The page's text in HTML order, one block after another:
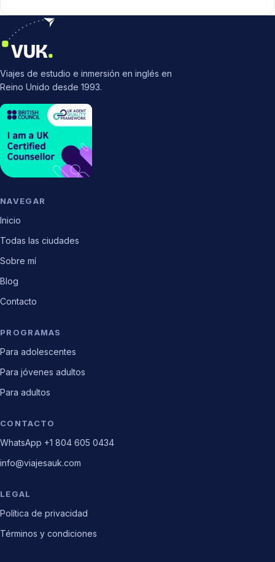
Viajes de estudio e inmersión en inglés en
Reino Unido desde 1993.
NAVEGAR
Inicio
Todas las ciudades
Sobre mí
Blog
Contacto
PROGRAMAS
Para adolescentes
Para jóvenes adultos
Para adultos
CONTACTO
WhatsApp +1 804 605 0434
info@viajesauk.com
LEGAL
Política de privacidad
Términos y condiciones